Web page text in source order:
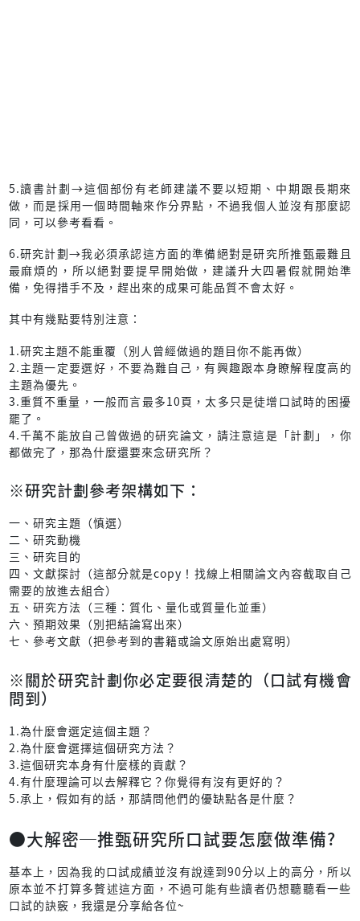
5.讀書計劃→這個部份有老師建議不要以短期、中期跟長期來
做，而是採用一個時間軸來作分界點，不過我個人並沒有那麼認
同，可以參考看看。
6.研究計劃→我必須承認這方面的準備絕對是研究所推甄最難且
最麻煩的，所以絕對要提早開始做，建議升大四暑假就開始準
備，免得措手不及，趕出來的成果可能品質不會太好。
其中有幾點要特別注意：
1.研究主題不能重覆（別人曾經做過的題目你不能再做）
2.主題一定要選好，不要為難自己，有興趣跟本身瞭解程度高的
主題為優先。
3.重質不重量，一般而言最多10頁，太多只是徒增口試時的困擾
罷了。
4.千萬不能放自己曾做過的研究論文，請注意這是「計劃」，你
都做完了，那為什麼還要來念研究所？
※研究計劃參考架構如下：
一、研究主題（慎選）
二、研究動機
三、研究目的
四、文獻探討（這部分就是copy！找線上相關論文內容截取自己
需要的放進去組合）
五、研究方法（三種：質化、量化或質量化並重）
六、預期效果（別把結論寫出來）
七、參考文獻（把參考到的書籍或論文原始出處寫明）
※關於研究計劃你必定要很清楚的（口試有機會
問到）
1.為什麼會選定這個主題？
2.為什麼會選擇這個研究方法？
3.這個研究本身有什麼樣的貢獻？
4.有什麼理論可以去解釋它？你覺得有沒有更好的？
5.承上，假如有的話，那請問他們的優缺點各是什麼？
●大解密─推甄研究所口試要怎麼做準備?
基本上，因為我的口試成績並沒有說達到90分以上的高分，所以
原本並不打算多贅述這方面，不過可能有些讀者仍想聽聽看一些
口試的訣竅，我還是分享給各位~